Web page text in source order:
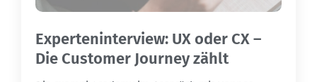
Experteninterview: UX oder CX –
Die Customer Journey zählt